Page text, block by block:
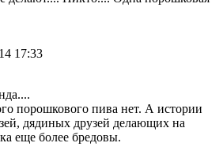
17:33
порошкового пива нет. А истории
дядиных друзей делающих на
еще более бредовы.